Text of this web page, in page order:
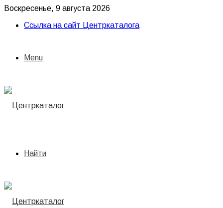
Воскресенье, 9 августа 2026
Ссылка на сайт Центркаталога
Menu
Найти